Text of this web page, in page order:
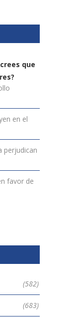
que
en el
perjudican
favor de
(582)
(683)